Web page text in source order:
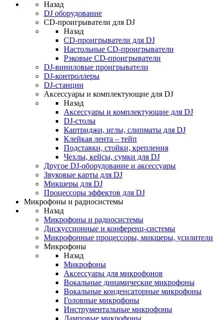
Назад
DJ оборудование
CD-проигрыватели для DJ
Назад
CD-проигрыватели для DJ
Настольные CD-проигрыватели
Рэковые CD-проигрыватели
DJ-виниловые проигрыватели
DJ-контроллеры
DJ-станции
Аксессуары и комплектующие для DJ
Назад
Аксессуары и комплектующие для DJ
DJ-столы
Картриджи, иглы, слипматы для DJ
Клейкая лента – тейп
Подставки, стойки, крепления
Чехлы, кейсы, сумки для DJ
Другое DJ-оборудование и аксессуары
Звуковые карты для DJ
Микшеры для DJ
Процессоры эффектов для DJ
Микрофоны и радиосистемы
Назад
Микрофоны и радиосистемы
Дискуссионные и конференц-системы
Микрофонные процессоры, микшеры, усилители
Микрофоны
Назад
Микрофоны
Аксессуары для микрофонов
Вокальные динамические микрофоны
Вокальные конденсаторные микрофоны
Головные микрофоны
Инструментальные микрофоны
Ламповые микрофоны